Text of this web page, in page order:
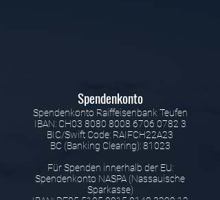
Spendenkonto
Spendenkonto Raiffeisenbank Teufen
IBAN: CH03 8080 8008 6706 0782 3
BIC/Swift Code: RAIFCH22A23
BC (Banking Clearing): 81023
Für Spenden innerhalb der EU:
Spendenkonto NASPA (Nassauische
Sparkasse)